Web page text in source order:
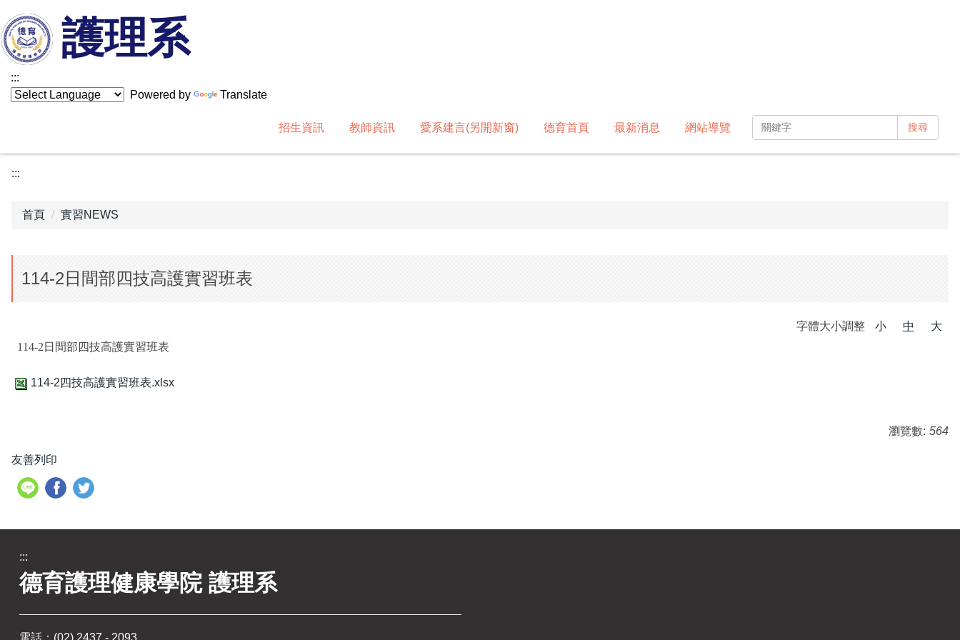
到
主
要
內
容
護理系
:::
Powered by
Translate
招生資訊 教師資訊 愛系建言(另開新窗) 德育首頁 最新消息 網站導覽 搜尋
:::
首頁 實習NEWS
114-2日間部四技高護實習班表
字體大小調整 小 中
大
114-2日間部四技高護實習班表
114-2四技高護實習班表.xlsx
瀏覽數: 564
友善列印
:::
德育護理健康學院 護理系
電話： (02) 2437 - 2093